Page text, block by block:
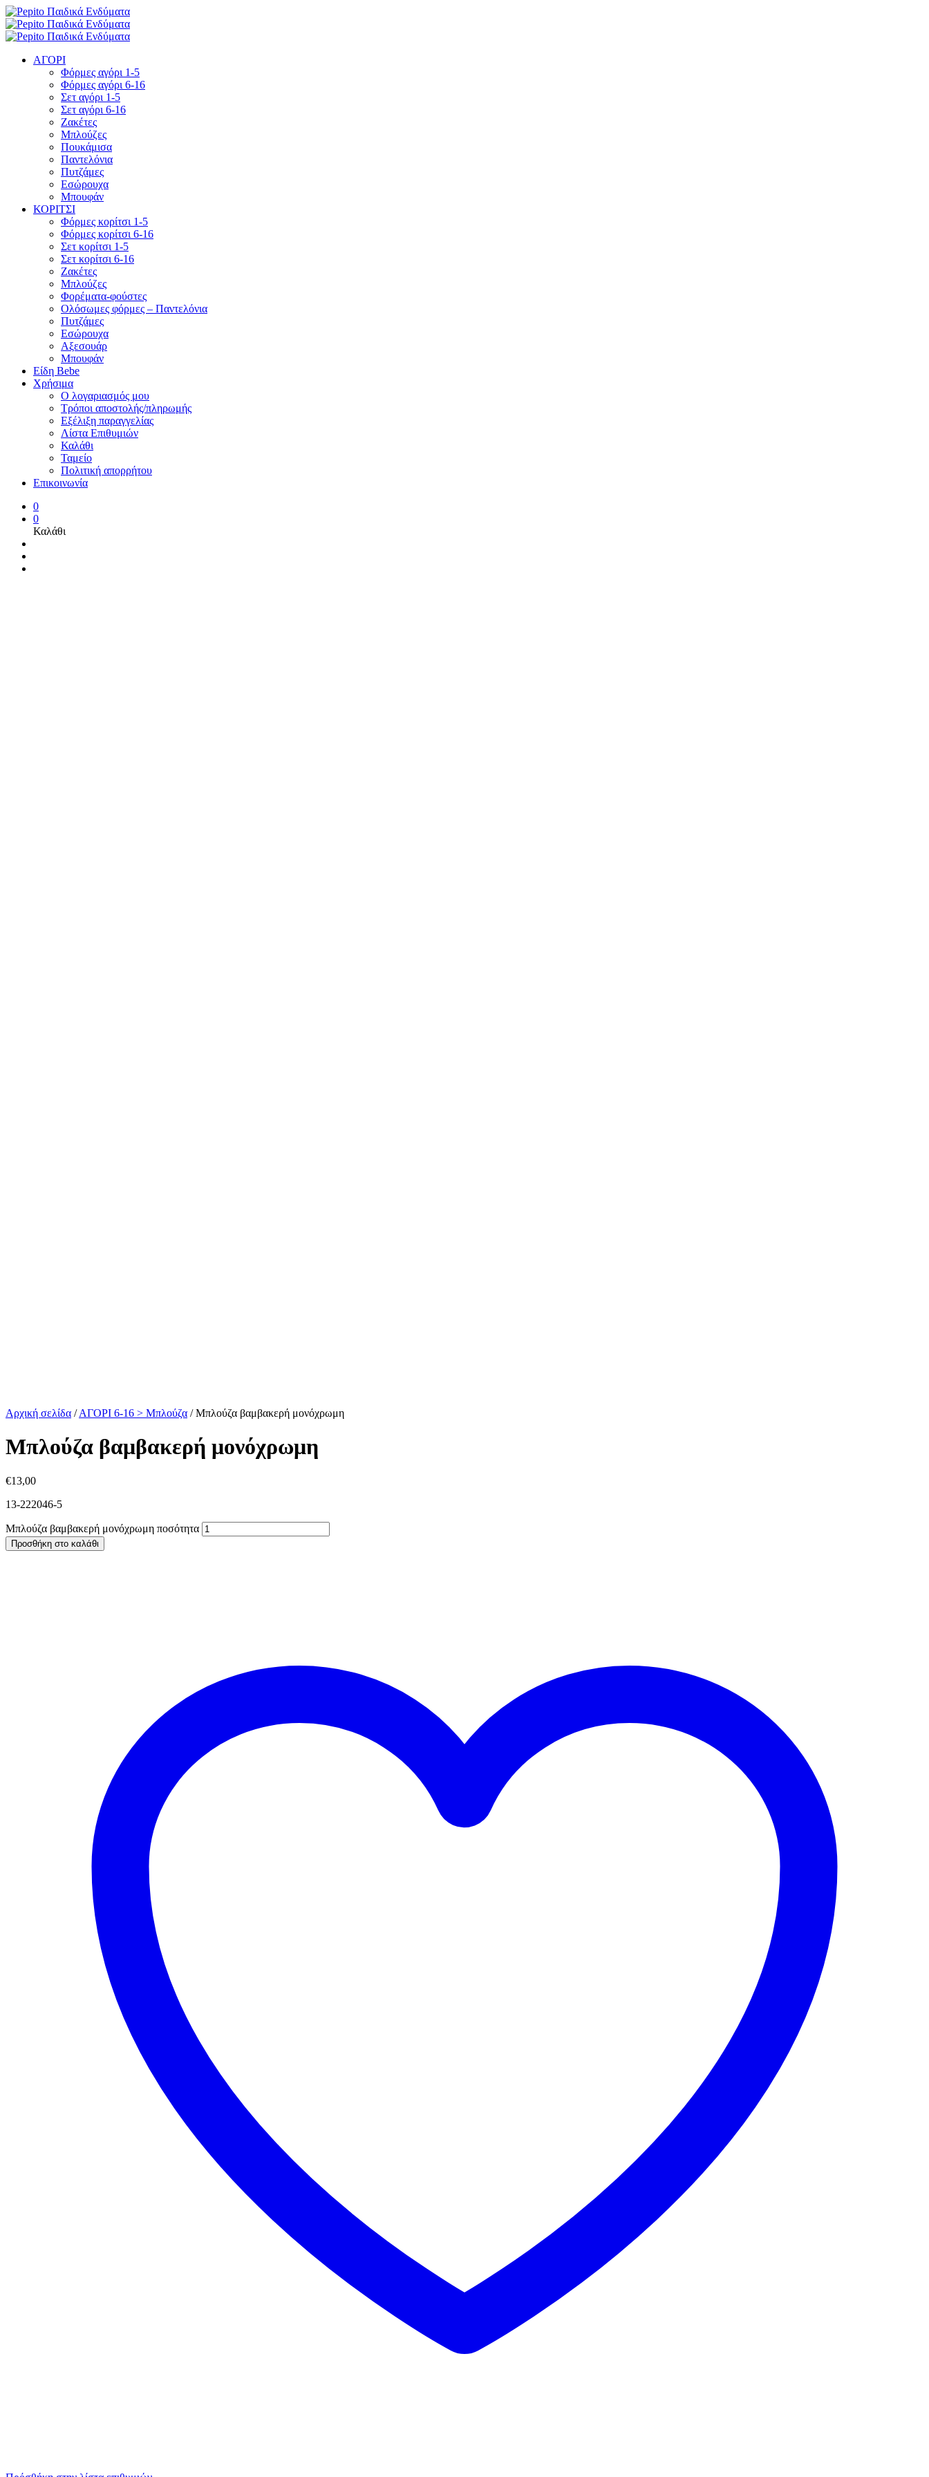
ΑΓΟΡΙ
Φόρμες αγόρι 1-5
Φόρμες αγόρι 6-16
Σετ αγόρι 1-5
Σετ αγόρι 6-16
Ζακέτες
Μπλούζες
Πουκάμισα
Παντελόνια
Πυτζάμες
Εσώρουχα
Μπουφάν
ΚΟΡΙΤΣΙ
Φόρμες κορίτσι 1-5
Φόρμες κορίτσι 6-16
Σετ κορίτσι 1-5
Σετ κορίτσι 6-16
Ζακέτες
Μπλούζες
Φορέματα-φούστες
Ολόσωμες φόρμες – Παντελόνια
Πυτζάμες
Εσώρουχα
Αξεσουάρ
Μπουφάν
Είδη Bebe
Χρήσιμα
Ο λογαριασμός μου
Τρόποι αποστολής/πληρωμής
Εξέλιξη παραγγελίας
Λίστα Επιθυμιών
Καλάθι
Ταμείο
Πολιτική απορρήτου
Επικοινωνία
0
0
Καλάθι
Αρχική σελίδα / ΑΓΟΡΙ 6-16 > Μπλούζα /Μπλούζα βαμβακερή μονόχρωμη
Μπλούζα βαμβακερή μονόχρωμη
€13,00
13-222046-5
Μπλούζα βαμβακερή μονόχρωμη ποσότητα
Προσθήκη στο καλάθι